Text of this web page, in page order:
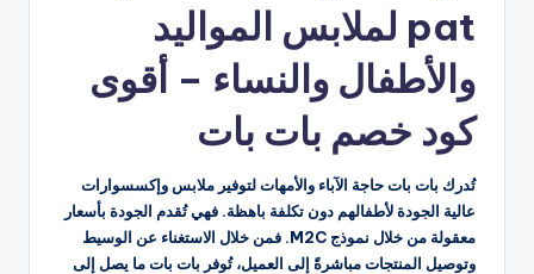
pat لملابس المواليد
والأطفال والنساء – أقوى
كود خصم بات بات
تُدرك بات بات حاجة الآباء والأمهات لتوفير ملابس وإكسسوارات
عالية الجودة لأطفالهم دون تكلفة باهظة. فهي تُقدم الجودة بأسعار
معقولة من خلال نموذج M2C. فمن خلال الاستغناء عن الوسيط
وتوصيل المنتجات مباشرةً إلى العميل، تُوفر بات بات ما يصل إلى